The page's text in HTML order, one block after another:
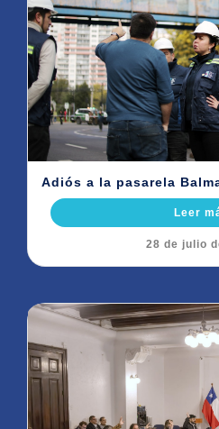
Adiós a la pasarela
Leer
28 de julio